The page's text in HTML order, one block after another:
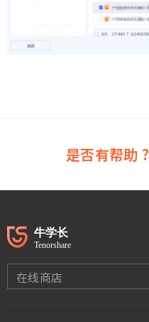
是否有帮助 ?
在线商店